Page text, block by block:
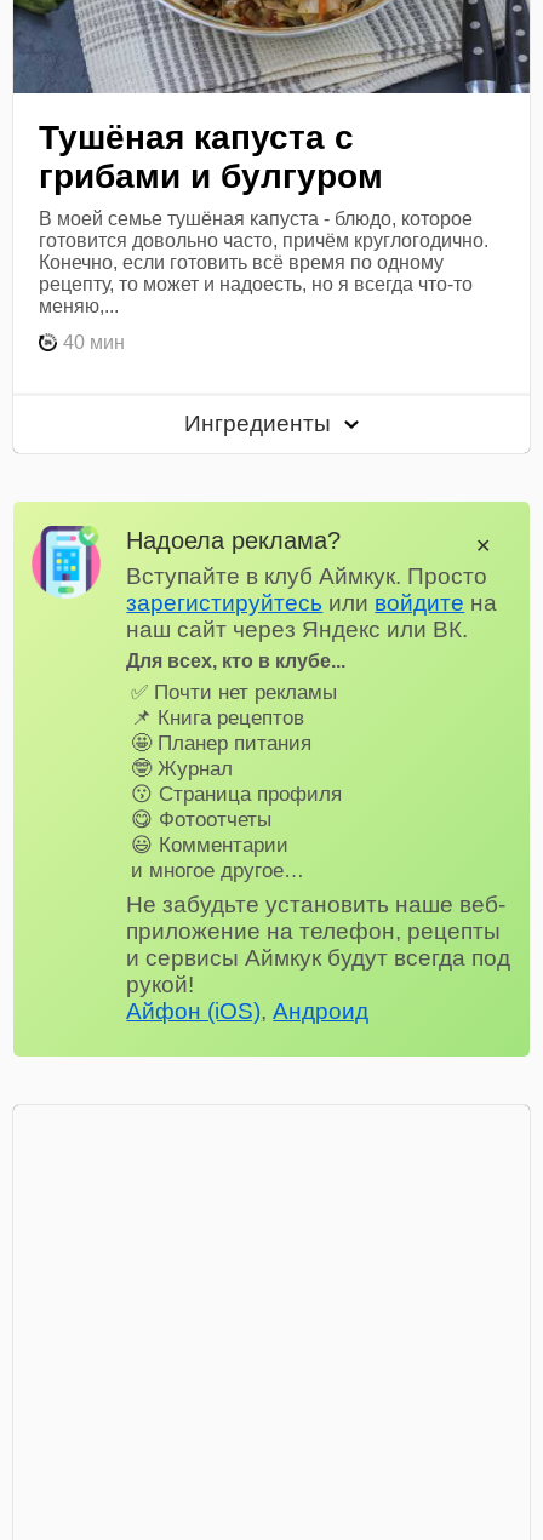
Тушёная капуста с
грибами и булгуром
В моей семье тушёная капуста - блюдо, которое
готовится довольно часто, причём круглогодично.
Конечно, если готовить всё время по одному
рецепту, то может и надоесть, но я всегда что-то
меняю,...
40 мин
Ингредиенты
Надоела реклама?
Вступайте в клуб Аймкук. Просто
зарегистируйтесь или войдите на
наш сайт через Яндекс или ВК.
Для всех, кто в клубе...
✅ Почти нет рекламы
📌 Книга рецептов
🤩 Планер питания
🤓 Журнал
😗 Страница профиля
😋 Фотоотчеты
😃 Комментарии
и многое другое…
Не забудьте установить наше веб-
приложение на телефон, рецепты
и сервисы Аймкук будут всегда под
рукой!
Айфон (iOS),Андроид
✕